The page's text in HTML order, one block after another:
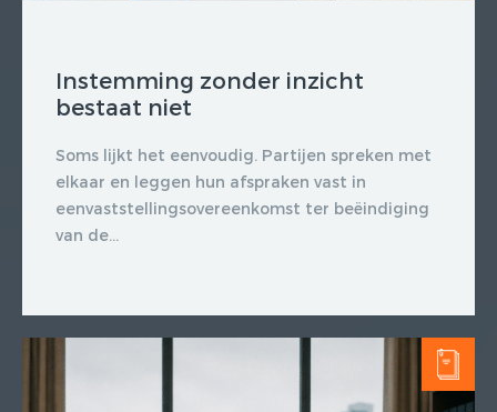
Instemming zonder inzicht
bestaat niet
Soms lijkt het eenvoudig. Partijen spreken met
elkaar en leggen hun afspraken vast in
eenvaststellingsovereenkomst ter beëindiging
van de...Gratis E-
ontvangen